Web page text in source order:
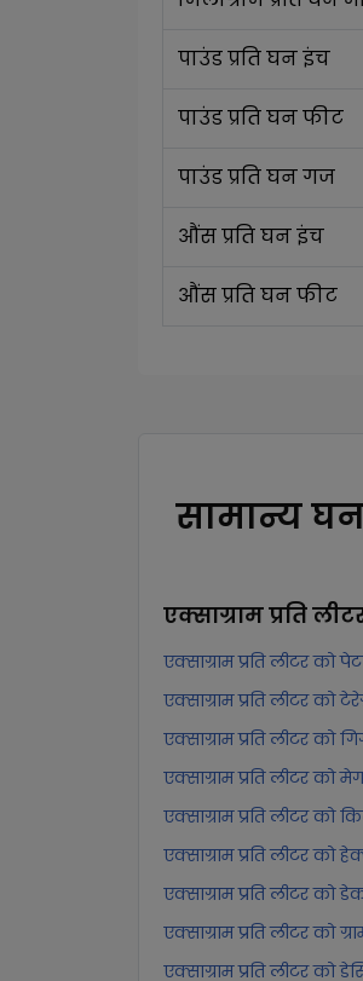
पाउंड प्रति घन इंच
पाउंड प्रति घन फीट
पाउंड प्रति घन गज
औंस प्रति घन इंच
औंस प्रति घन फीट
सामान्य
एक्साग्राम प्रति
एक्साग्राम प्रति लीटर को
एक्साग्राम प्रति लीटर को
एक्साग्राम प्रति लीटर को
एक्साग्राम प्रति लीटर को
एक्साग्राम प्रति लीटर को
एक्साग्राम प्रति लीटर को
एक्साग्राम प्रति लीटर को
एक्साग्राम प्रति लीटर को
एक्साग्राम प्रति लीटर को